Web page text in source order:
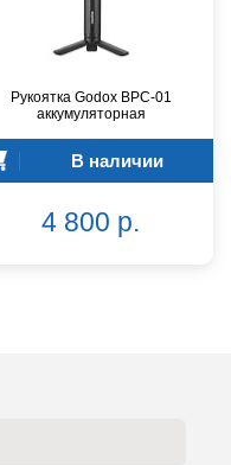
Рукоятка Godox BPC-01
аккумуляторная
В наличии
4 800 р.